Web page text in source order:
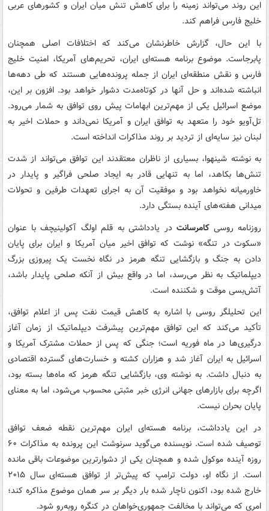
این روند می‌تواند زمینه را برای کاهش تنش میان ایران و کشورهای عربی
خلیج فارس فراهم کند.
با این حال، گزارش خاطرنشان می‌کند که اختلافات اصلی همچنان
پابرجاست. موضوع برنامه هسته‌ای ایران، تحریم‌های آمریکا، امنیت خلیج
فارس و نقش منطقه‌ای ایران از جمله پرونده‌هایی هستند که طی دهه‌ها
انباشته شده‌اند و حل آنها در کوتاه‌مدت دشوار خواهد بود. افزون بر این،
موضع اسرائیل یکی از مهم‌ترین ابهامات پیش روی توافق به شمار می‌رود.
تل‌آویو خود را متعهد به توافق ایران و آمریکا نمی‌داند و حملات اخیر به
لبنان نیز سایه‌ای از تردید بر روند مذاکرات انداخته است.
به نوشته شینهوا، بسیاری از ناظران معتقدند این توافق می‌تواند از شدت
تنش‌ها بکاهد، اما به تنهایی قادر به ایجاد صلحی فراگیر و پایدار در
خاورمیانه نخواهد بود و موفقیت آن به اجرای تعهدات طرفین و تحولات
میدانی هفته‌های آینده بستگی دارد.
روزنامه روسیکامرسانت در یادداشتی به قلم اولگ آکولینیچف با عنوان
«سکوت در تنگه» نوشت که توافق اخیر میان آمریکا و ایران برای پایان
دادن به جنگ و بازگشایی تنگه هرمز در نگاه نخست یک پیروزی بزرگ
دیپلماتیک به نظر می‌رسد، اما در واقع بیش از آنکه صلحی پایدار باشد،
آتش‌بسی موقت و شکننده است.
این تحلیلگر روسی با اشاره به کاهش قیمت نفت پس از اعلام توافق،
تأکید می‌کند که این توافق مهم‌ترین پیشرفت دیپلماتیک از زمان آغاز
درگیری‌ها در ماه فوریه است؛ جنگی که پس از حملات مشترک آمریکا و
اسرائیل به ایران آغاز شد و هزاران کشته و خسارت‌های گسترده اقتصادی
به دنبال داشت. به نوشته وی، بازگشایی تنگه هرمز که ماه‌ها بسته بود،
اگرچه برای بازارهای جهانی انرژی خبر مثبتی محسوب می‌شود، اما به معنای
پایان بحران نیست.
در این یادداشت، برنامه هسته‌ای ایران مهم‌ترین نقطه ضعف توافق
توصیف شده است. نویسنده می‌گوید سرنوشت این پرونده به مذاکرات ۶۰
روزه آینده موکول شده و همچنان یکی از دشوارترین موضوعات باقی مانده
است. از نگاه او، دولت ترامپ که پیش‌تر از توافق هسته‌ای سال ۲۰۱۵
خارج شده بود، اکنون ناچار شده بار دیگر بر سر همان موضوع مذاکره کند؛
امری که می‌تواند با مخالفت جمهوری‌خواهان در کنگره روبه‌رو شود.